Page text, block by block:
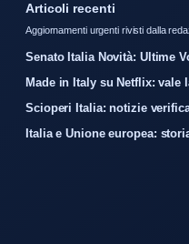
Articoli recenti
Aggiornamenti urgenti rivisti dalla
Senato Italia Novità: Ultime
Made in Italy su Netflix: vale
Scioperi Italia: notizie
Italia e Unione europea: